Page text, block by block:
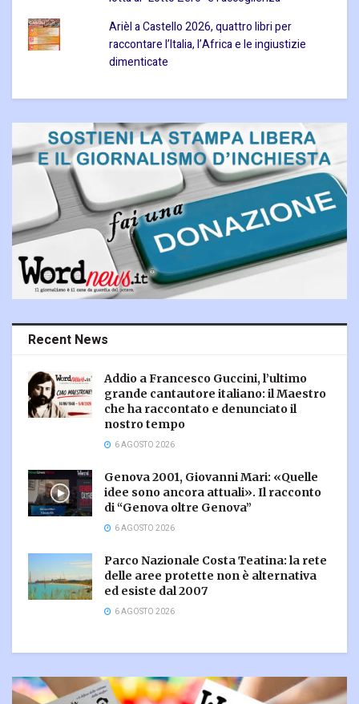
Arièl a Castello 2026, quattro libri per
raccontare l’Italia, l’Africa e le ingiustizie
dimenticate
Recent News
Addio a Francesco Guccini, l’ultimo
grande cantautore italiano: il Maestro
che ha raccontato e denunciato il
nostro tempo
6 AGOSTO 2026
Genova 2001, Giovanni Mari: «Quelle
idee sono ancora attuali». Il racconto
di “Genova oltre Genova”
6 AGOSTO 2026
Parco Nazionale Costa Teatina: la rete
delle aree protette non è alternativa
ed esiste dal 2007
6 AGOSTO 2026